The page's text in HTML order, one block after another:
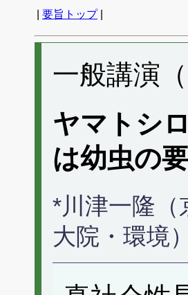
要旨トップ|
一般講演
ヤマトシ
は幼虫の
*川津一隆（
大院・環境